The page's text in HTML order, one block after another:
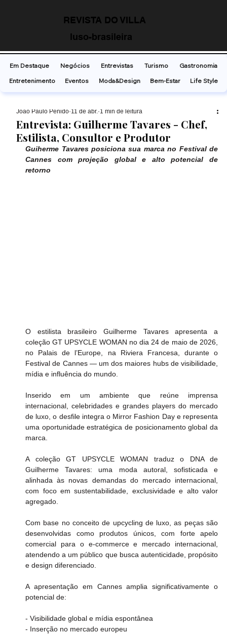
REVISTA DO VILLA
luso-brasileira
Entrevista: Guilherme Tavares - Chef,
Estilista, Consultor e Produtor
João Paulo Penido 11 de abr. 1 min de leitura
Guiherme Tavares posiciona sua marca no Festival de
Cannes com projeção global e alto potencial de
retorno
O estilista brasileiro Guilherme Tavares apresenta a
coleção GT UPSYCLE WOMAN no dia 24 de maio de 2026,
no Palais de l’Europe, na Riviera Francesa, durante o
Festival de Cannes — um dos maiores hubs de visibilidade,
mídia e influência do mundo.
Inserido em um ambiente que reúne imprensa
internacional, celebridades e grandes players do mercado
de luxo, o desfile integra o Mirror Fashion Day e representa
uma oportunidade estratégica de posicionamento global da
marca.
A coleção GT UPSYCLE WOMAN traduz o DNA de
Guilherme Tavares: uma moda autoral, sofisticada e
alinhada às novas demandas do mercado internacional,
com foco em sustentabilidade, exclusividade e alto valor
agregado.
Com base no conceito de upcycling de luxo, as peças são
desenvolvidas como produtos únicos, com forte apelo
comercial para o e-commerce e mercado internacional,
atendendo a um público que busca autenticidade, propósito
e design diferenciado.
A apresentação em Cannes amplia significativamente o
potencial de:
- Visibilidade global e mídia espontânea
- Inserção no mercado europeu
Em Destaque Negócios Entrevistas Turismo
Gastronomia
Entretenimento
Eventos Moda&Design Bem-Estar Life Style